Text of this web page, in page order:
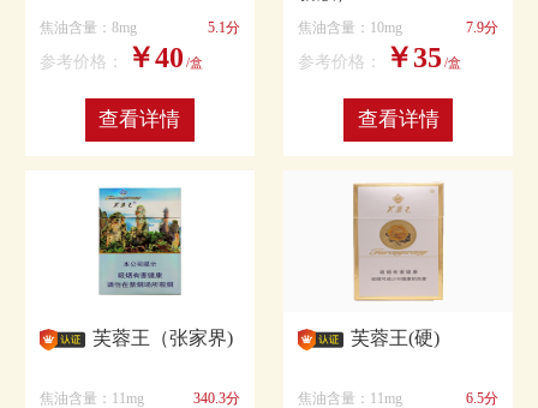
焦油含量：8mg 5.1分
参考价格： ￥40 /盒
查看详情
焦油含量：10mg 7.9分
参考价格： ￥35 /盒
查看详情
芙蓉王（张家界)
焦油含量：11mg 340.3分
芙蓉王(硬)
焦油含量：11mg 6.5分